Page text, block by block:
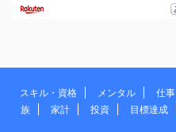
スキル・資格 メンタル 仕事
族
家計 投資 目標達成